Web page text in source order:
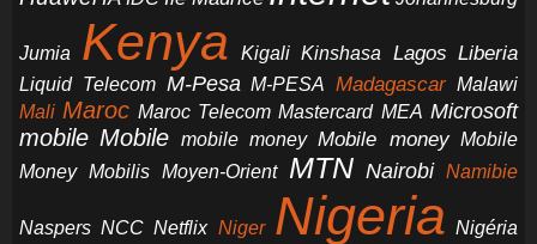
Jumia Kenya Kigali Kinshasa Lagos Liberia
Liquid Telecom M-Pesa M-PESA Madagascar Malawi
Mali Maroc Maroc Telecom Mastercard MEA Microsoft
mobile Mobile mobile money Mobile money Mobile
Money Mobilis Moyen-Orient MTN Nairobi Namibie
Naspers NCC Netflix Niger Nigeria Nigéria